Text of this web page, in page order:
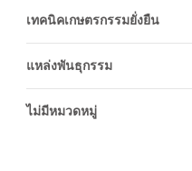
เทคนิคเกษตรกรรมยั่งยืน
แหล่งพันธุกรรม
ไม่มีหมวดหมู่